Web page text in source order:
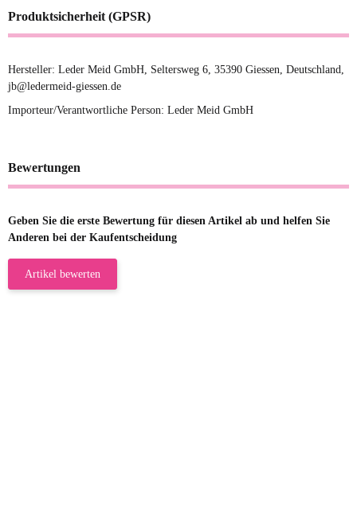
Produktsicherheit (GPSR)
Hersteller: Leder Meid GmbH, Seltersweg 6, 35390 Giessen, Deutschland,
jb@ledermeid-giessen.de
Importeur/Verantwortliche Person: Leder Meid GmbH
Bewertungen
Geben Sie die erste Bewertung für diesen Artikel ab und helfen Sie
Anderen bei der Kaufentscheidung
Artikel bewerten